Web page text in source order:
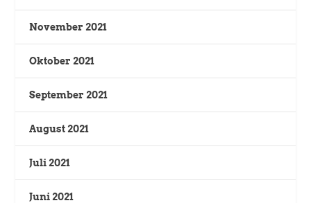
November 2021
Oktober 2021
September 2021
August 2021
Juli 2021
Juni 2021